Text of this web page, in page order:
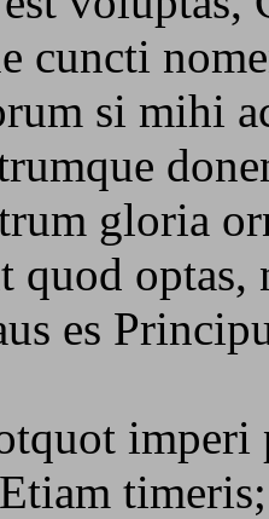
cuncti
si mihi
gloria
quod optas,
es
imperi